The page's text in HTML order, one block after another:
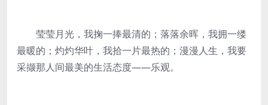
莹莹月光，我掬一捧最清的；落落余晖，我拥一缕
最暖的；灼灼华叶，我拾一片最热的；漫漫人生，我要
采撷那人间最美的生活态度——乐观。